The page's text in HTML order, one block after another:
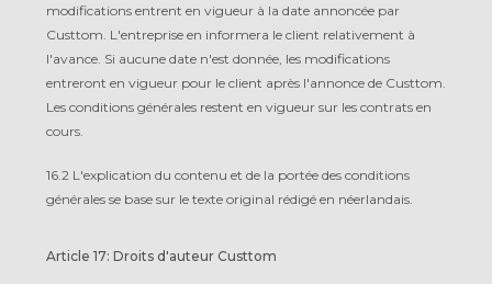
modifications entrent en vigueur à la date annoncée par
Custtom. L'entreprise en informera le client relativement à
l'avance. Si aucune date n'est donnée, les modifications
entreront en vigueur pour le client après l'annonce de Custtom.
Les conditions générales restent en vigueur sur les contrats en
cours.
16.2 L'explication du contenu et de la portée des conditions
générales se base sur le texte original rédigé en néerlandais.
Article 17: Droits d'auteur Custtom